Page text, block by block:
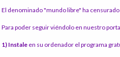
El denominado "mundo libre" ha censurado
Para poder seguir viéndolo en nuestro
1) Instale en su ordenador el programa